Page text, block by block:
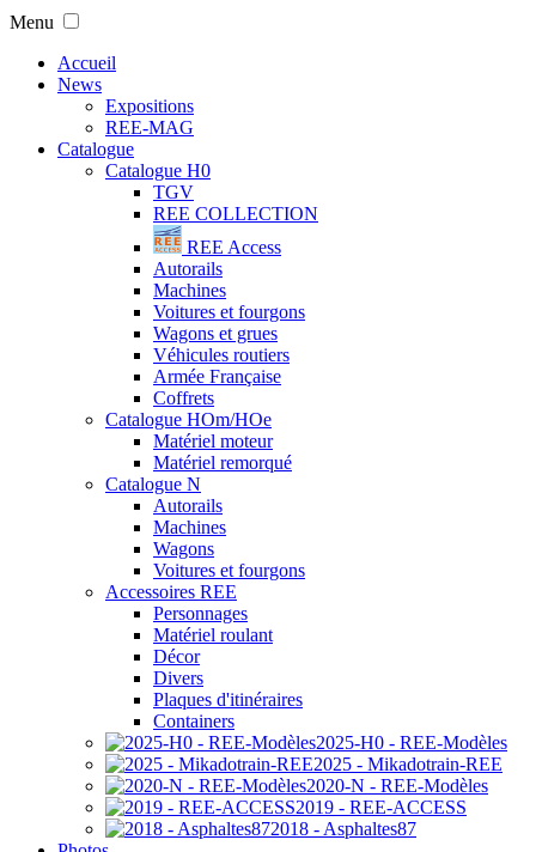
Menu
Accueil
News
Expositions
REE-MAG
Catalogue
Catalogue H0
TGV
REE COLLECTION
REE Access
Autorails
Machines
Voitures et fourgons
Wagons et grues
Véhicules routiers
Armée Française
Coffrets
Catalogue HOm/HOe
Matériel moteur
Matériel remorqué
Catalogue N
Autorails
Machines
Wagons
Voitures et fourgons
Accessoires REE
Personnages
Matériel roulant
Décor
Divers
Plaques d'itinéraires
Containers
2025-H0 - REE-Modèles
2025 - Mikadotrain-REE
2020-N - REE-Modèles
2019 - REE-ACCESS
2018 - Asphaltes87